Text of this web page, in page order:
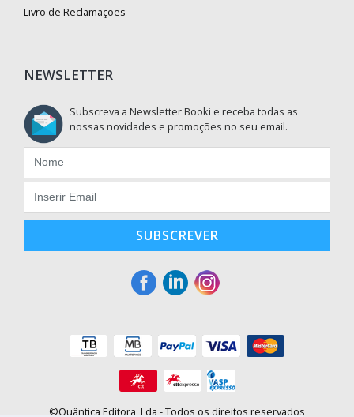
Livro de Reclamações
NEWSLETTER
Subscreva a Newsletter Booki e receba todas as
nossas novidades e promoções no seu email.
SUBSCREVER
©Quântica Editora, Lda - Todos os direitos reservados